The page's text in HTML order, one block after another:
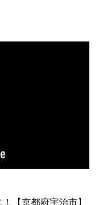
【京都府宇治市】